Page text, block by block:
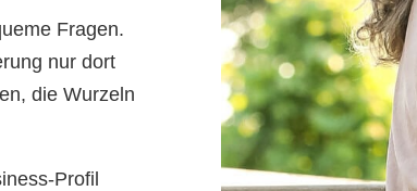
Fragen.
nur dort
die Wurzeln
Profil